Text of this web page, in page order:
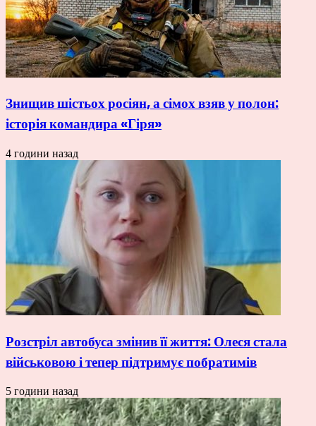
Знищив шістьох росіян, а сімох взяв у полон:
історія командира «Гіря»
4 години назад
Розстріл автобуса змінив її життя: Олеся стала
військовою і тепер підтримує побратимів
5 години назад